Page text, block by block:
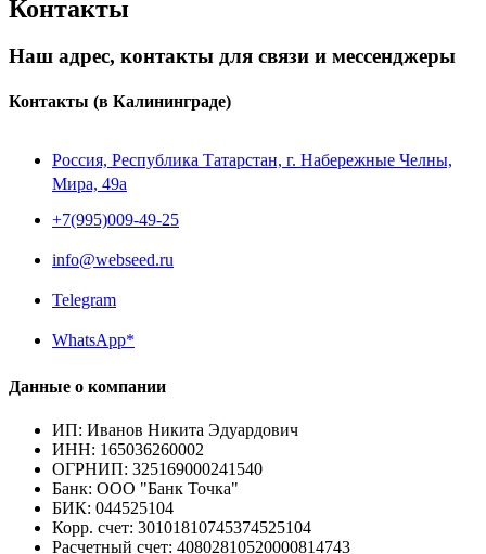
Контакты
Наш адрес, контакты для связи и мессенджеры
Контакты (в Калининграде)
Россия, Республика Татарстан, г. Набережные Челны,
Мира, 49a
+7(995)009-49-25
info@webseed.ru
Telegram
WhatsApp*
Данные о компании
ИП: Иванов Никита Эдуардович
ИНН: 165036260002
ОГРНИП: 325169000241540
Банк: ООО "Банк Точка"
БИК: 044525104
Корр. счет: 30101810745374525104
Расчетный счет: 40802810520000814743